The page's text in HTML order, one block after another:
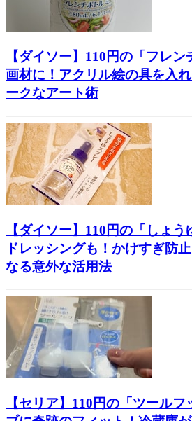
【ダイソー】110円の「フレ
画材に！アクリル絵の具を入
ークなアート術
【ダイソー】110円の「しょ
ドレッシングも！かけすぎ防
なる意外な活用法
【セリア】110円の「ツール